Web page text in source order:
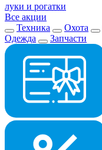
луки и рогатки
Все акции
Техника
Охота
Одежда
Запчасти